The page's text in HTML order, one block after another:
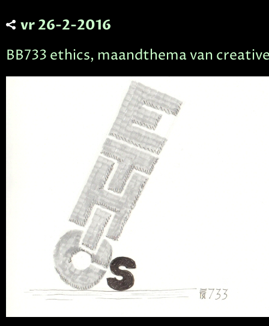
vr 26-2-2016
BB733 ethics, maandthema van